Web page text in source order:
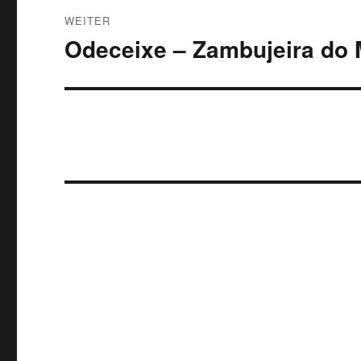
WEITER
Nächster
Odeceixe – Zambujeira do